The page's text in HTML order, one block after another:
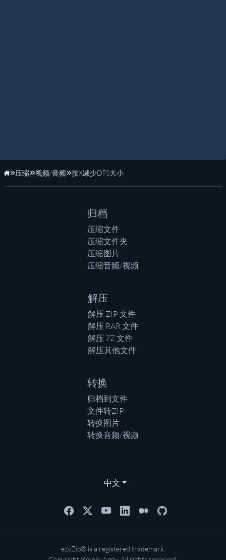
主页
压缩 视频/音频 按X减少DTS大小
归档
压缩文件
压缩文件夹
压缩图片
压缩音频/视频
解压
解压 ZIP 文件
解压 RAR 文件
解压 7Z 文件
解压其他文件
转换
归档到文件
文件转ZIP
转换图片
转换音频/视频
中文
ezyZip® is a registered trademark.